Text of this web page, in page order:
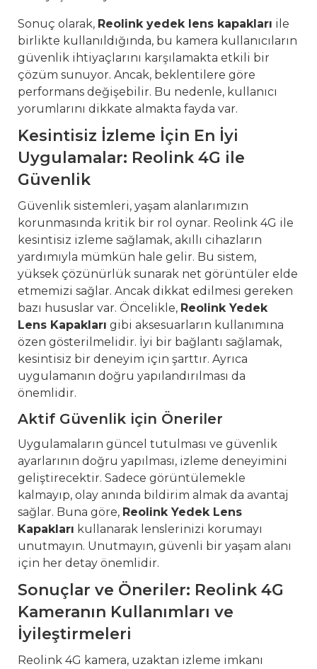
Sonuç olarak, Reolink yedek lens kapakları ile
birlikte kullanıldığında, bu kamera kullanıcıların
güvenlik ihtiyaçlarını karşılamakta etkili bir
çözüm sunuyor. Ancak, beklentilere göre
performans değişebilir. Bu nedenle, kullanıcı
yorumlarını dikkate almakta fayda var.
Kesintisiz İzleme İçin En İyi
Uygulamalar: Reolink 4G ile
Güvenlik
Güvenlik sistemleri, yaşam alanlarımızın
korunmasında kritik bir rol oynar. Reolink 4G ile
kesintisiz izleme sağlamak, akıllı cihazların
yardımıyla mümkün hale gelir. Bu sistem,
yüksek çözünürlük sunarak net görüntüler elde
etmemizi sağlar. Ancak dikkat edilmesi gereken
bazı hususlar var. Öncelikle, Reolink Yedek
Lens Kapakları gibi aksesuarların kullanımına
özen gösterilmelidir. İyi bir bağlantı sağlamak,
kesintisiz bir deneyim için şarttır. Ayrıca
uygulamanın doğru yapılandırılması da
önemlidir.
Aktif Güvenlik için Öneriler
Uygulamaların güncel tutulması ve güvenlik
ayarlarının doğru yapılması, izleme deneyimini
geliştirecektir. Sadece görüntülemekle
kalmayıp, olay anında bildirim almak da avantaj
sağlar. Buna göre, Reolink Yedek Lens
Kapakları kullanarak lenslerinizi korumayı
unutmayın. Unutmayın, güvenli bir yaşam alanı
için her detay önemlidir.
Sonuçlar ve Öneriler: Reolink 4G
Kameranın Kullanımları ve
İyileştirmeleri
Reolink 4G kamera, uzaktan izleme imkanı